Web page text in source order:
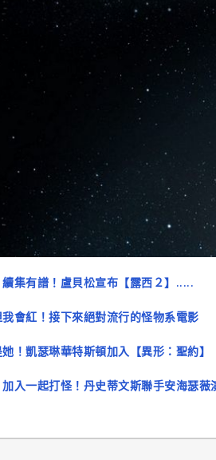
續集有譜！盧貝松宣布【露西２】.....
會紅！接下來絕對流行的怪物系電影
！凱瑟琳華特斯頓加入【異形：聖約】
加入一起打怪！丹史蒂文斯聯手安海瑟